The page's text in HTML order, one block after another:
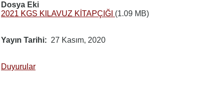
Dosya Eki
2021 KGS KILAVUZ KİTAPÇIĞI (1.09 MB)
Yayın Tarihi 27 Kasım, 2020
Duyurular